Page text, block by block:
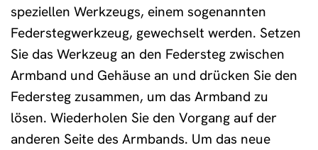
speziellen Werkzeugs, einem sogenannten
Federstegwerkzeug, gewechselt werden. Setzen
Sie das Werkzeug an den Federsteg zwischen
Armband und Gehäuse an und drücken Sie den
Federsteg zusammen, um das Armband zu
lösen. Wiederholen Sie den Vorgang auf der
anderen Seite des Armbands. Um das neue